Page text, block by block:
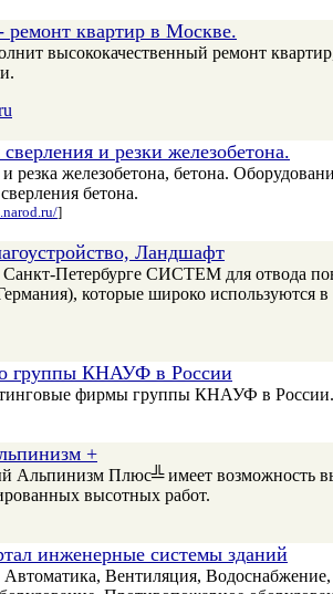
квартир в Москве.
высококачественный ремонт
и резки железобетона.
резка железобетона, бетона.
бетона.
]
Ландшафт
Санкт-Петербурге СИСТЕМ для отвода
которые широко используются в
группы КНАУФ в России
фирмы группы КНАУФ в России.
+
Плюс╩ имеет возможность
высотных работ.
инженерные системы зданий
Автоматика, Вентиляция,